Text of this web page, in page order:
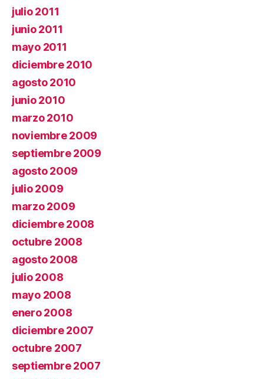
julio 2011
junio 2011
mayo 2011
diciembre 2010
agosto 2010
junio 2010
marzo 2010
noviembre 2009
septiembre 2009
agosto 2009
julio 2009
marzo 2009
diciembre 2008
octubre 2008
agosto 2008
julio 2008
mayo 2008
enero 2008
diciembre 2007
octubre 2007
septiembre 2007